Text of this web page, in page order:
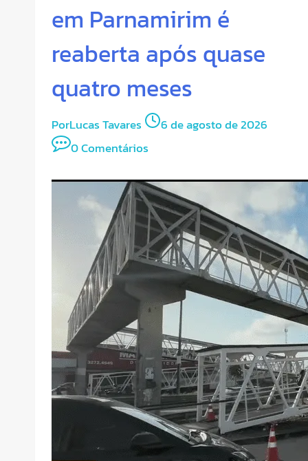
em Parnamirim é
reaberta após quase
quatro meses
PorLucas Tavares
6 de agosto de 2026
0 Comentários